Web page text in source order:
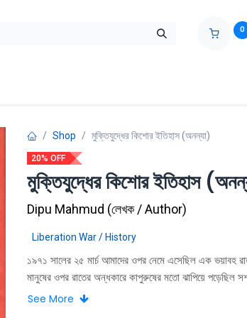
0
Shop মুক্তিযুদ্ধের কিশোর ইতিহাস (অনন্যা)
20% OFF
মুক্তিযুদ্ধের কিশোর ইতিহাস
Dipu Mahmud (লেখক / Author)
Liberation War / History
১৯৭১ সালের ২৫ মার্চ আমাদের ওপর নেমে এসেছিল এক ভয়াবহ
মানুষের ওপর রাতের অন্ধকারে কাপুরুষের মতাে ঝাপিয়ে পড়েছিল
আধুনিক অস্ত্র দিয়ে তারা নৃশংসভাবে হত্যা করেছিল এ দেশের
See More